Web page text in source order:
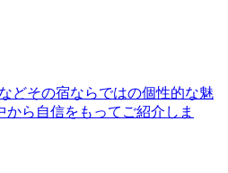
どその宿ならではの個性的な魅
ら自信をもってご紹介しま